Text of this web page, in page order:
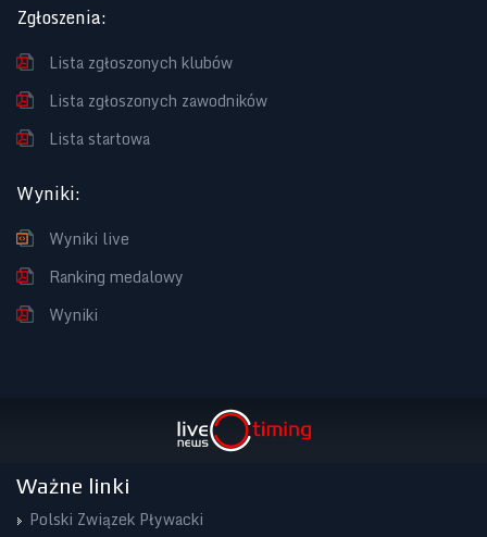
Zgłoszenia:
Lista zgłoszonych klubów
Lista zgłoszonych zawodników
Lista startowa
Wyniki:
Wyniki live
Ranking medalowy
Wyniki
Ważne linki
Polski Związek Pływacki